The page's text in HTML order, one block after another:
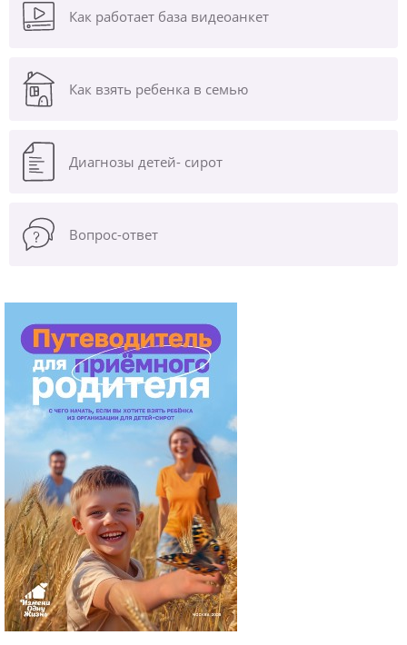
Как работает база видеоанкет
Как взять ребенка в семью
Диагнозы детей- сирот
Вопрос-ответ